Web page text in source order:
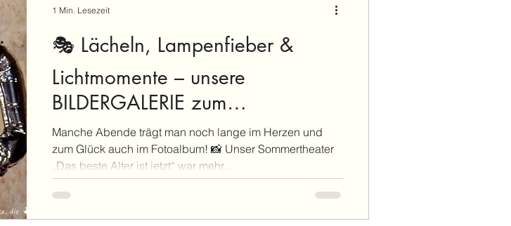
🎭 Lächeln, Lampenfieber &
Lichtmomente – unsere
BILDERGALERIE zum
Sommertheater 2025
Manche Abende trägt man noch lange im Herzen und
zum Glück auch im Fotoalbum! 📸 Unser Sommertheater
„Das beste Alter ist jetzt“ war mehr...
1 Min. Lesezeit